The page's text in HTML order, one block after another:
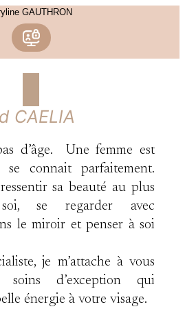
CAELIA
d’âge. Une femme est
se connait parfaitement.
sa beauté au plus
se regarder avec
le miroir et penser à soi
je m’attache à vous
soins d’exception qui
énergie à votre visage.